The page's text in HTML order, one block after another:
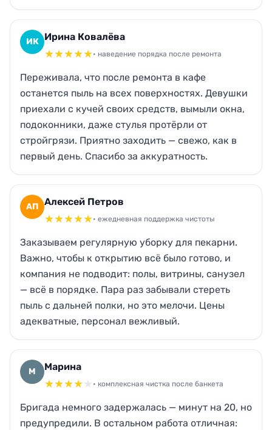
ИК Ирина Ковалёва
★★★★★• наведение порядка после ремонта
Переживала, что после ремонта в кафе
останется пыль на всех поверхностях. Девушки
приехали с кучей своих средств, вымыли окна,
подоконники, даже стулья протёрли от
стройгрязи. Приятно заходить — свежо, как в
первый день. Спасибо за аккуратность.
АП Алексей Петров
★★★★★• ежедневная поддержка чистоты
Заказываем регулярную уборку для пекарни.
Важно, чтобы к открытию всё было готово, и
компания не подводит: полы, витрины, санузел
— всё в порядке. Пара раз забывали стереть
пыль с дальней полки, но это мелочи. Цены
адекватные, персонал вежливый.
М Марина
★★★★★ • комплексная чистка после банкета
Бригада немного задержалась — минут на 20, но
предупредили. В остальном работа отличная: